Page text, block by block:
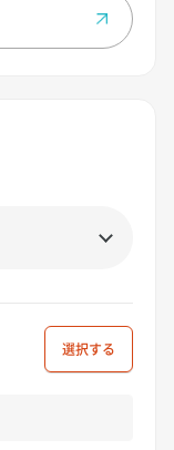
選択